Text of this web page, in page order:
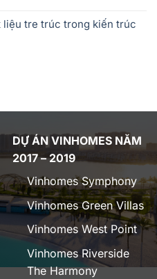
liệu tre trúc trong kiến trúc
DỰ ÁN VINHOMES NĂM
2017 – 2019
Vinhomes Symphony
Vinhomes Green Villas
Vinhomes West Point
Vinhomes Riverside
The Harmony